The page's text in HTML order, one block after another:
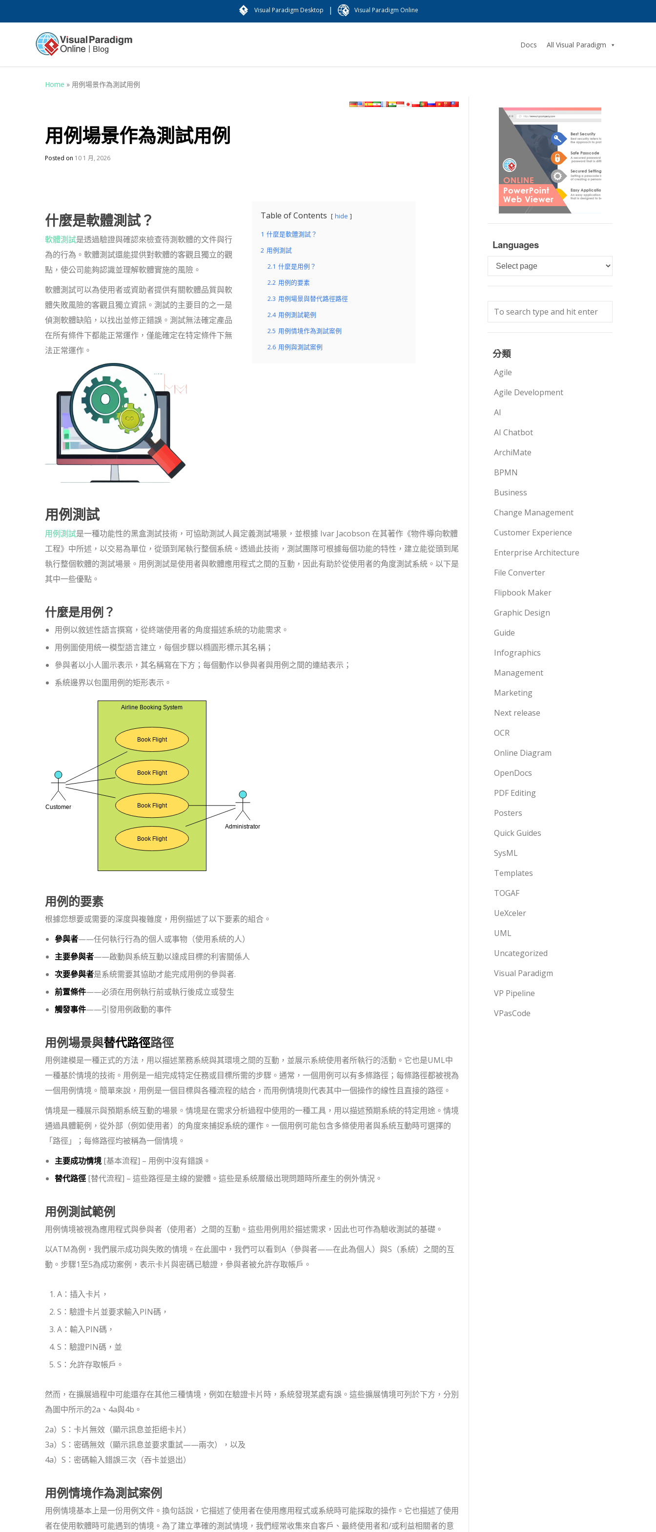
Visual Paradigm Desktop | Visual Paradigm Online
Docs All Visual Paradigm
Home » 用例場景作為測試用例
用例場景作為測試用例
Posted on 10 1 月, 2026
Table of Contents hide
1 什麼是軟體測試？
2 用例測試
2.1 什麼是用例？
2.2 用例的要素
2.3 用例場景與替代路徑路徑
2.4 用例測試範例
2.5 用例情境作為測試案例
2.6 用例與測試案例
什麼是軟體測試？
軟體測試是透過驗證與確認來檢查待測軟體的文件與行
為的行為。軟體測試還能提供對軟體的客觀且獨立的觀
點，使公司能夠認識並理解軟體實施的風險。
軟體測試可以為使用者或資助者提供有關軟體品質與軟
體失敗風險的客觀且獨立資訊。測試的主要目的之一是
偵測軟體缺陷，以找出並修正錯誤。測試無法確定產品
在所有條件下都能正常運作，僅能確定在特定條件下無
法正常運作。
用例測試
用例測試是一種功能性的黑盒測試技術，可協助測試人員定義測試場景，並根據 Ivar Jacobson 在其著作《物件導向軟體
工程》中所述，以交易為單位，從頭到尾執行整個系統。透過此技術，測試團隊可根據每個功能的特性，建立能從頭到尾
執行整個軟體的測試場景。用例測試是使用者與軟體應用程式之間的互動，因此有助於從使用者的角度測試系統。以下是
其中一些優點。
什麼是用例？
用例以敘述性語言撰寫，從終端使用者的角度描述系統的功能需求。
用例圖使用統一模型語言建立，每個步驟以橢圓形標示其名稱；
參與者以小人圖示表示，其名稱寫在下方；每個動作以參與者與用例之間的連結表示；
系統邊界以包圍用例的矩形表示。
用例的要素
根據您想要或需要的深度與複雜度，用例描述了以下要素的組合。
參與者——任何執行行為的個人或事物（使用系統的人）
主要參與者——啟動與系統互動以達成目標的利害關係人
次要參與者是系統需要其協助才能完成用例的參與者.
前置條件——必須在用例執行前或執行後成立或發生
觸發事件——引發用例啟動的事件
用例場景與替代路徑路徑
用例建模是一種正式的方法，用以描述業務系統與其環境之間的互動，並展示系統使用者所執行的活動。它也是UML中
一種基於情境的技術。用例是一組完成特定任務或目標所需的步驟。通常，一個用例可以有多條路徑；每條路徑都被視為
一個用例情境。簡單來說，用例是一個目標與各種流程的結合，而用例情境則代表其中一個操作的線性且直接的路徑。
情境是一種展示與預期系統互動的場景。情境是在需求分析過程中使用的一種工具，用以描述預期系統的特定用途。情境
通過具體範例，從外部（例如使用者）的角度來捕捉系統的運作。一個用例可能包含多條使用者與系統互動時可選擇的
「路徑」；每條路徑均被稱為一個情境。
主要成功情境 [基本流程] – 用例中沒有錯誤。
替代路徑 [替代流程] – 這些路徑是主線的變體。這些是系統層級出現問題時所產生的例外情況。
用例測試範例
用例情境被視為應用程式與參與者（使用者）之間的互動。這些用例用於描述需求，因此也可作為驗收測試的基礎。
以ATM為例，我們展示成功與失敗的情境。在此圖中，我們可以看到A（參與者——在此為個人）與S（系統）之間的互
動。步驟1至5為成功案例，表示卡片與密碼已驗證，參與者被允許存取帳戶。
A：插入卡片，
S：驗證卡片並要求輸入PIN碼，
A：輸入PIN碼，
S：驗證PIN碼，並
S：允許存取帳戶。
然而，在擴展過程中可能還存在其他三種情境，例如在驗證卡片時，系統發現某處有誤。這些擴展情境可列於下方，分別
為圖中所示的2a、4a與4b。
2a）S：卡片無效（顯示訊息並拒絕卡片）
3a）S：密碼無效（顯示訊息並要求重試——兩次），以及
4a）S：密碼輸入錯誤三次（吞卡並退出）
用例情境作為測試案例
用例情境基本上是一份用例文件。換句話說，它描述了使用者在使用應用程式或系統時可能採取的操作。它也描述了使用
者在使用軟體時可能遇到的情境。為了建立準確的測試情境，我們經常收集來自客戶、最終使用者和/或利益相關者的意
Languages
Languages
分類
Agile
Agile Development
AI
AI Chatbot
ArchiMate
BPMN
Business
Change Management
Customer Experience
Enterprise Architecture
File Converter
Flipbook Maker
Graphic Design
Guide
Infographics
Management
Marketing
Next release
OCR
Online Diagram
OpenDocs
PDF Editing
Posters
Quick Guides
SysML
Templates
TOGAF
UeXceler
UML
Uncategorized
Visual Paradigm
VP Pipeline
VPasCode